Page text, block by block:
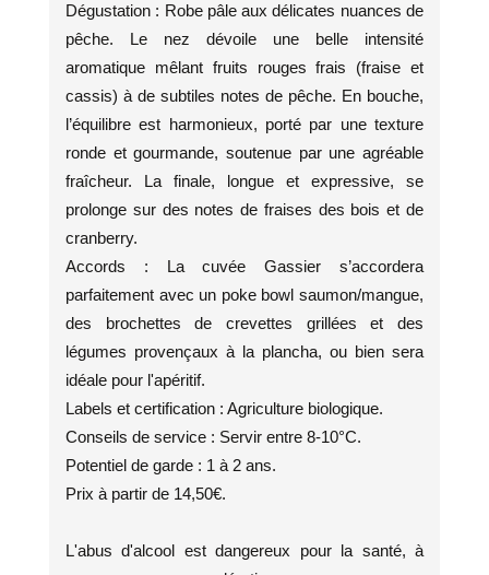
Dégustation : Robe pâle aux délicates nuances de
pêche. Le nez dévoile une belle intensité
aromatique mêlant fruits rouges frais (fraise et
cassis) à de subtiles notes de pêche. En bouche,
l’équilibre est harmonieux, porté par une texture
ronde et gourmande, soutenue par une agréable
fraîcheur. La finale, longue et expressive, se
prolonge sur des notes de fraises des bois et de
cranberry.
Accords : La cuvée Gassier s’accordera
parfaitement avec un poke bowl saumon/mangue,
des brochettes de crevettes grillées et des
légumes provençaux à la plancha, ou bien sera
idéale pour l'apéritif.
Labels et certification : Agriculture biologique.
Conseils de service : Servir entre 8-10°C.
Potentiel de garde : 1 à 2 ans.
Prix à partir de 14,50€.
L'abus d'alcool est dangereux pour la santé, à